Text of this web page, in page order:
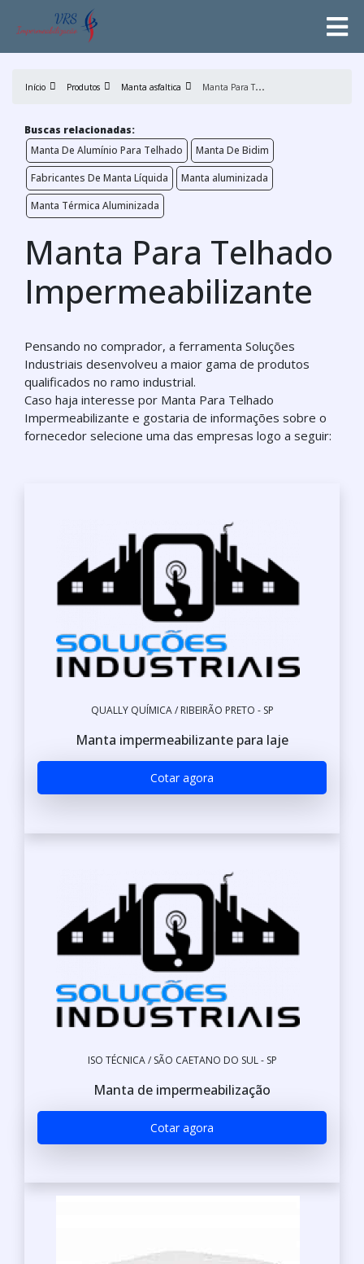
Início Produtos Manta asfaltica M
anta Para Telhado Impermeabilizante
Buscas relacionadas:
Manta De Alumínio Para Telhado
Manta De Bidim
Fabricantes De Manta Líquida
Manta aluminizada
Manta Térmica Aluminizada
Manta Para Telhado
Impermeabilizante
Pensando no comprador, a ferramenta Soluções
Industriais desenvolveu a maior gama de produtos
qualificados no ramo industrial.
Caso haja interesse por Manta Para Telhado
Impermeabilizante e gostaria de informações sobre o
fornecedor selecione uma das empresas logo a seguir:
QUALLY QUÍMICA / RIBEIRÃO PRETO - SP
Manta impermeabilizante para laje
Cotar agora
ISO TÉCNICA / SÃO CAETANO DO SUL - SP
Manta de impermeabilização
Cotar agora